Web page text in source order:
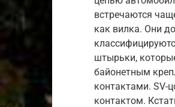
встречаются
как вилка. Они
штырьки,
байонетным
контактами. SV-
контактом.